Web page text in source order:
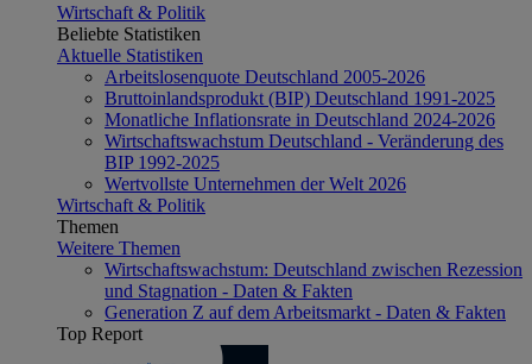
Wirtschaft & Politik
Beliebte Statistiken
Aktuelle Statistiken
Arbeitslosenquote Deutschland 2005-2026
Bruttoinlandsprodukt (BIP) Deutschland 1991-2025
Monatliche Inflationsrate in Deutschland 2024-2026
Wirtschaftswachstum Deutschland - Veränderung des
BIP 1992-2025
Wertvollste Unternehmen der Welt 2026
Wirtschaft & Politik
Themen
Weitere Themen
Wirtschaftswachstum: Deutschland zwischen Rezession
und Stagnation - Daten & Fakten
Generation Z auf dem Arbeitsmarkt - Daten & Fakten
Top Report